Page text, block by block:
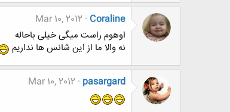
Coraline
Mar 10, 2012
اوهوم راست میگی خیلی باحاله
نه والا ما از این شانس ها نداریم
pasargard
Mar 10, 2012